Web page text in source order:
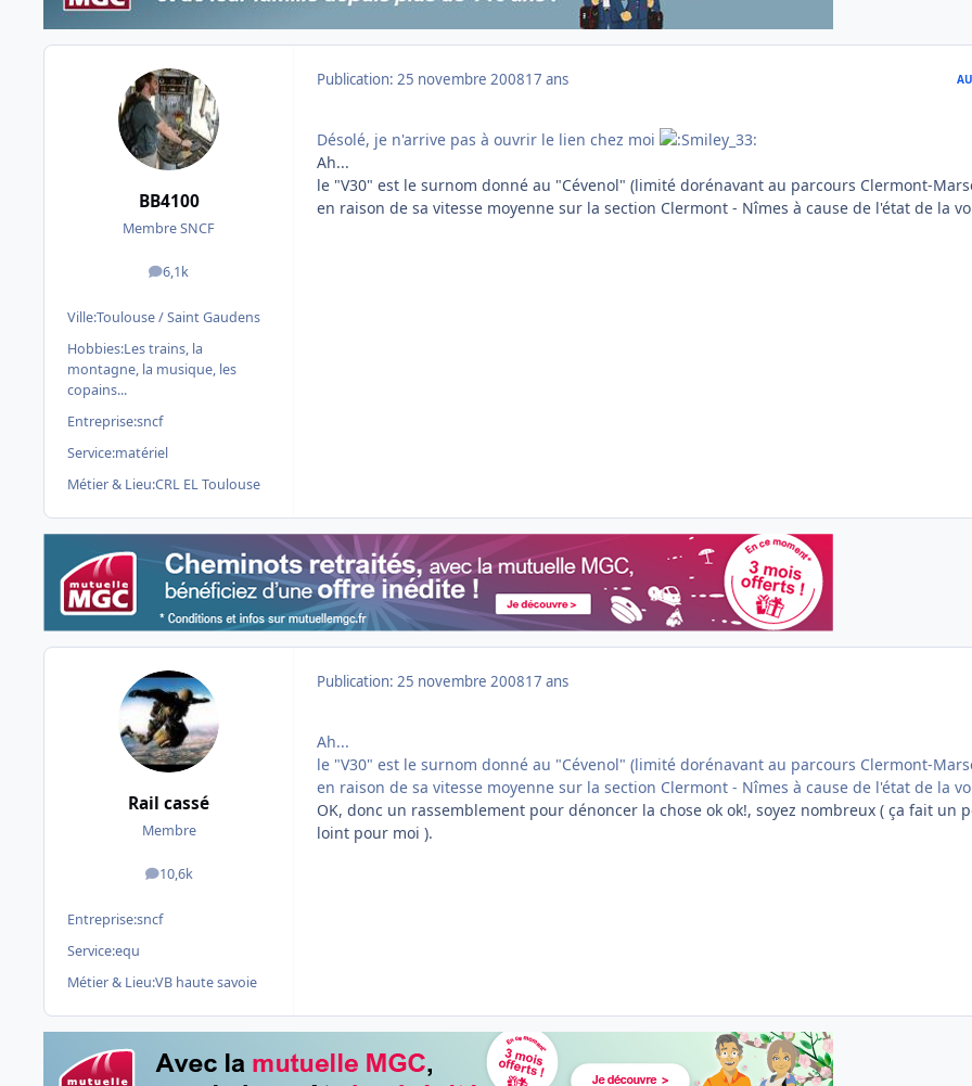
BB4100
Membre SNCF
6,1k
messages
Ville:Toulouse / Saint Gaudens
Hobbies:Les trains, la
montagne, la musique, les
copains...
Entreprise:sncf
Service:matériel
Métier & Lieu:CRL EL Toulouse
Publication: 25 novembre 200817 ans
Désolé, je n'arrive pas à ouvrir le lien chez moi
Ah...
le "V30" est le surnom donné au "Cévenol" (limité dorénavant au parcours Clermont-
en raison de sa vitesse moyenne sur la section Clermont - Nîmes à cause de l'état de la
Rail cassé
Membre
10,6k
messages
Entreprise:sncf
Service:equ
Métier & Lieu:VB haute savoie
Publication: 25 novembre 200817 ans
Ah...
le "V30" est le surnom donné au "Cévenol" (limité dorénavant au parcours Clermont-
en raison de sa vitesse moyenne sur la section Clermont - Nîmes à cause de l'état de la
OK, donc un rassemblement pour dénoncer la chose ok ok!, soyez nombreux ( ça fait un
loint pour moi ).